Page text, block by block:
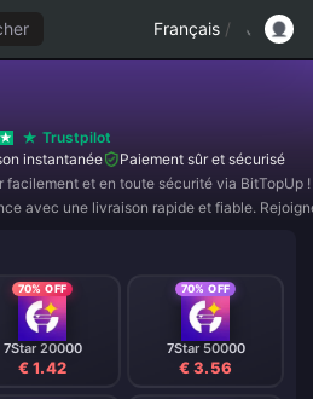
Français /
Trustpilot
instantanée
Paiement sûr et sécurisé
facilement et en toute sécurité via BitTopUp
avec une livraison rapide et fiable.
70% OFF
7Star 20000
€ 1.42
70% OFF
7Star 50000
€ 3.56